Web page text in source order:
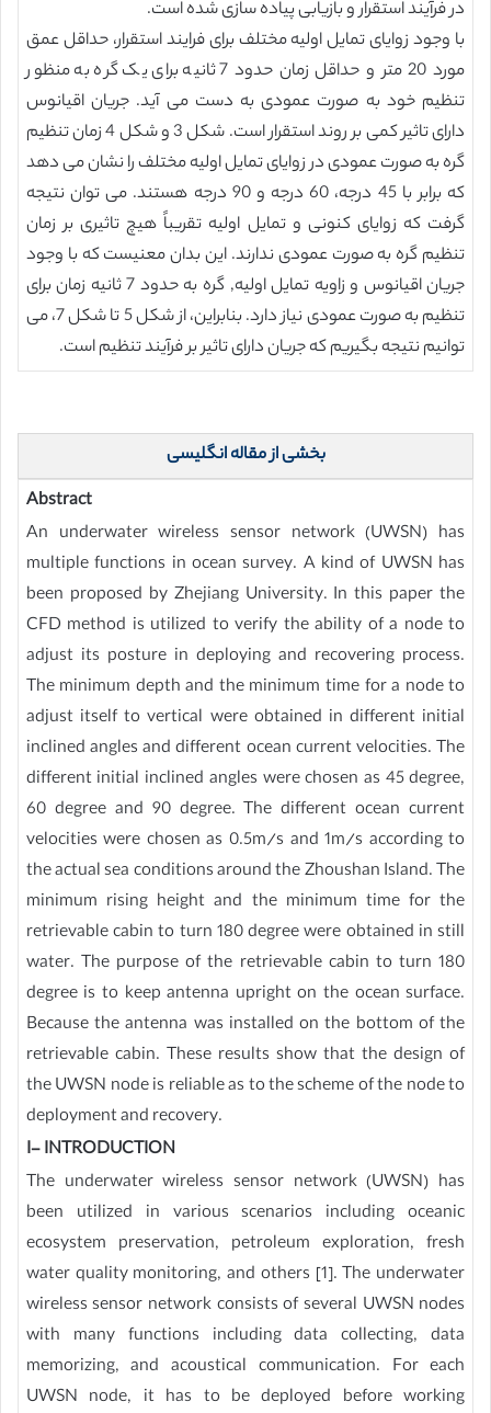
در فرآیند استقرار و بازیابی پیاده سازی شده است.
با وجود زوایای تمایل اولیه مختلف برای فرایند استقرار، حداقل عمق
مورد 20 متر و حداقل زمان حدود 7 ثانیه برای یک گره به منظور
تنظیم خود به صورت عمودی به دست می آید. جریان اقیانوس
دارای تاثیر کمی بر روند استقرار است. شکل 3 و شکل 4 زمان تنظیم
گره به صورت عمودی در زوایای تمایل اولیه مختلف را نشان می دهد
که برابر با 45 درجه، 60 درجه و 90 درجه هستند. می توان نتیجه
گرفت که زوایای کنونی و تمایل اولیه تقریباً هیچ تاثیری بر زمان
تنظیم گره به صورت عمودی ندارند. این بدان معنیست که با وجود
جریان اقیانوس و زاویه تمایل اولیه, گره به حدود 7 ثانیه زمان برای
تنظیم به صورت عمودی نیاز دارد. بنابراین، از شکل 5 تا شکل 7، می
توانیم نتیجه بگیریم که جریان دارای تاثیر بر فرآیند تنظیم است.
بخشی از مقاله انگلیسی
Abstract
An underwater wireless sensor network (UWSN) has
multiple functions in ocean survey. A kind of UWSN has
been proposed by Zhejiang University. In this paper the
CFD method is utilized to verify the ability of a node to
adjust its posture in deploying and recovering process.
The minimum depth and the minimum time for a node to
adjust itself to vertical were obtained in different initial
inclined angles and different ocean current velocities. The
different initial inclined angles were chosen as 45 degree,
60 degree and 90 degree. The different ocean current
velocities were chosen as 0.5m/s and 1m/s according to
the actual sea conditions around the Zhoushan Island. The
minimum rising height and the minimum time for the
retrievable cabin to turn 180 degree were obtained in still
water. The purpose of the retrievable cabin to turn 180
degree is to keep antenna upright on the ocean surface.
Because the antenna was installed on the bottom of the
retrievable cabin. These results show that the design of
the UWSN node is reliable as to the scheme of the node to
deployment and recovery.
I- INTRODUCTION
The underwater wireless sensor network (UWSN) has
been utilized in various scenarios including oceanic
ecosystem preservation, petroleum exploration, fresh
water quality monitoring, and others [1]. The underwater
wireless sensor network consists of several UWSN nodes
with many functions including data collecting, data
memorizing, and acoustical communication. For each
UWSN node, it has to be deployed before working